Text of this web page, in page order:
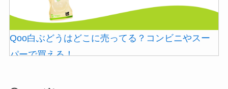
シャチハタはどこに売ってる？100均やロフトで買
える！
Qoo白ぶどうはどこに売ってる？コンビニやスー
パーで買える！